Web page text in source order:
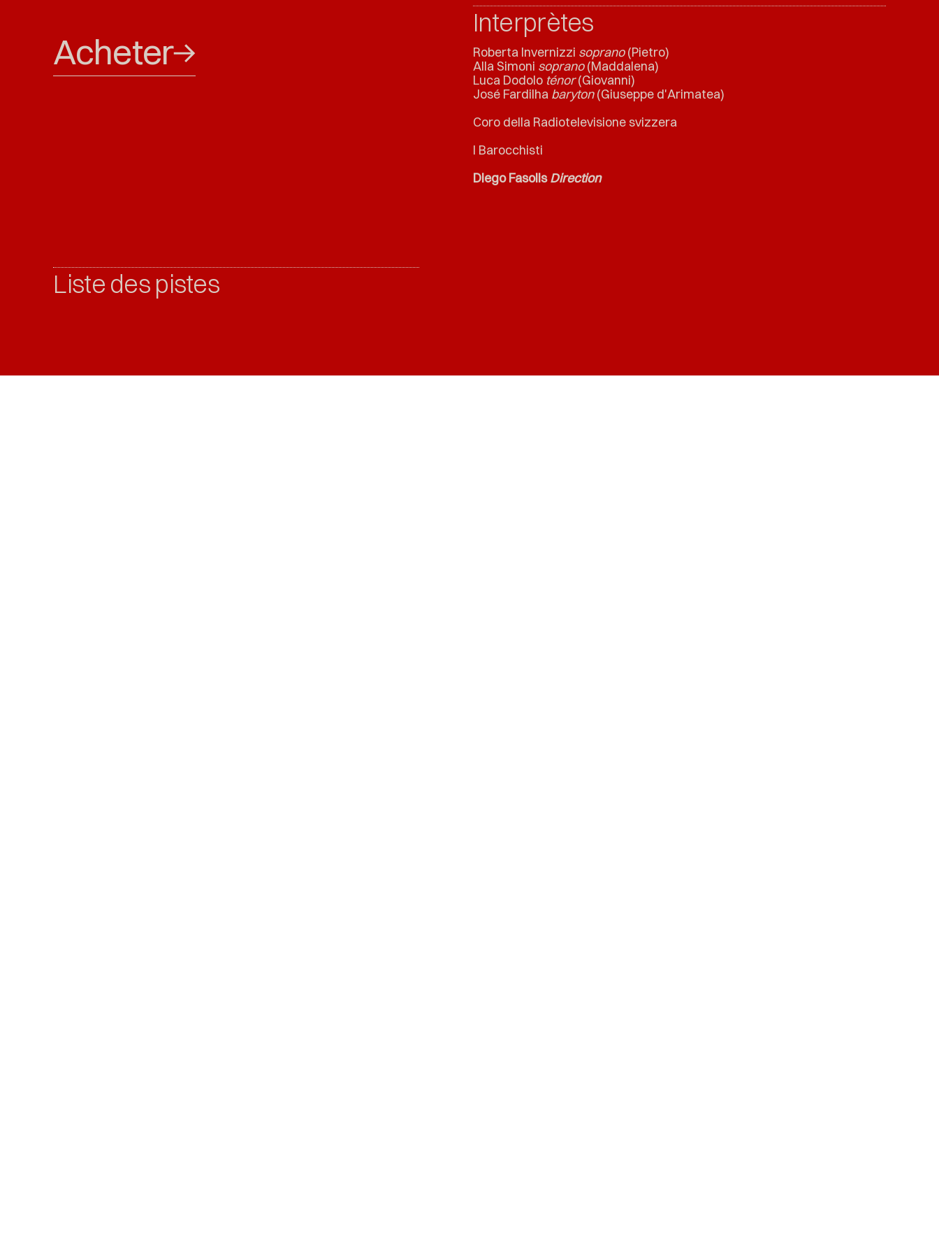
Acheter
Interprètes
Roberta Invernizzi soprano(Pietro)
Alla Simoni soprano(Maddalena)
Luca Dodolo ténor(Giovanni)
José Fardilha baryton(Giuseppe d'Arimatea)
Coro della Radiotelevisione svizzera
I Barocchisti
Diego FasolisDirection
Liste des pistes